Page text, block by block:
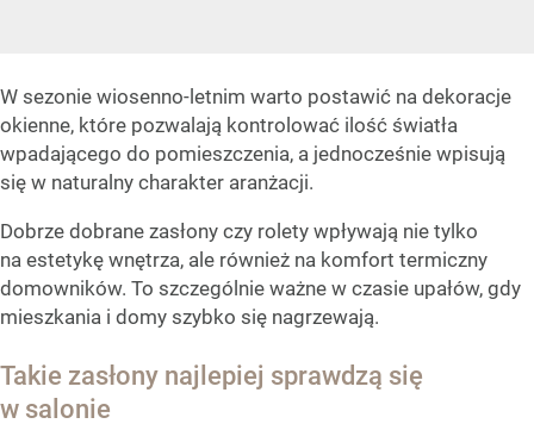
W sezonie wiosenno-letnim warto postawić na dekoracje
okienne, które pozwalają kontrolować ilość światła
wpadającego do pomieszczenia, a jednocześnie wpisują
się w naturalny charakter aranżacji.
Dobrze dobrane zasłony czy rolety wpływają nie tylko
na estetykę wnętrza, ale również na komfort termiczny
domowników. To szczególnie ważne w czasie upałów, gdy
mieszkania i domy szybko się nagrzewają.
Takie zasłony najlepiej sprawdzą się
w salonie